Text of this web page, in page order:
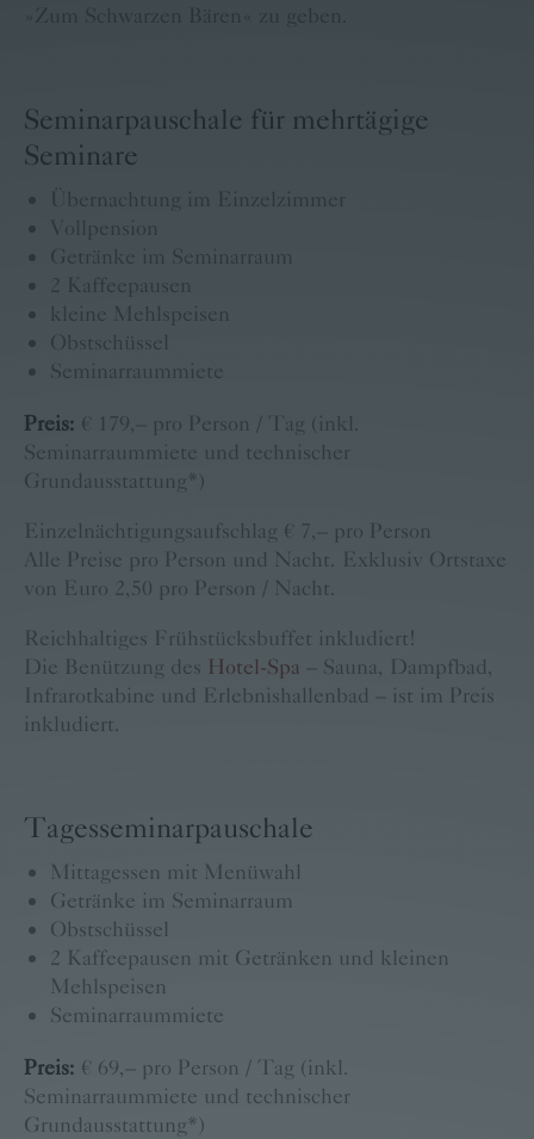
»Zum Schwarzen Bären« zu geben.
Seminarpauschale für mehrtägige
Seminare
Übernachtung im Einzelzimmer
Vollpension
Getränke im Seminarraum
2 Kaffeepausen
kleine Mehlspeisen
Obstschüssel
Seminarraummiete
Preis: € 179,– pro Person / Tag (inkl.
Seminarraummiete und technischer
Grundausstattung*)
Einzelnächtigungsaufschlag € 7,– pro Person
Alle Preise pro Person und Nacht. Exklusiv Ortstaxe
von Euro 2,50 pro Person / Nacht.
Reichhaltiges Frühstücksbuffet inkludiert!
Die Benützung des Hotel-Spa – Sauna, Dampfbad,
Infrarotkabine und Erlebnishallenbad – ist im Preis
inkludiert.
Tagesseminarpauschale
Mittagessen mit Menüwahl
Getränke im Seminarraum
Obstschüssel
2 Kaffeepausen mit Getränken und kleinen
Mehlspeisen
Seminarraummiete
Preis: € 69,– pro Person / Tag (inkl.
Seminarraummiete und technischer
Grundausstattung*)